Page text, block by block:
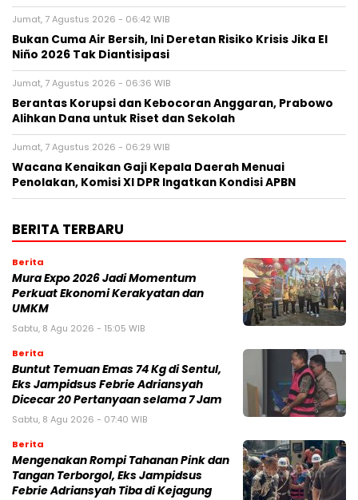
Jumat, 7 Agustus 2026 - 06:42 WIB
Bukan Cuma Air Bersih, Ini Deretan Risiko Krisis Jika El
Niño 2026 Tak Diantisipasi
Jumat, 7 Agustus 2026 - 06:36 WIB
Berantas Korupsi dan Kebocoran Anggaran, Prabowo
Alihkan Dana untuk Riset dan Sekolah
Jumat, 7 Agustus 2026 - 06:29 WIB
Wacana Kenaikan Gaji Kepala Daerah Menuai
Penolakan, Komisi XI DPR Ingatkan Kondisi APBN
BERITA TERBARU
Berita
Mura Expo 2026 Jadi Momentum
Perkuat Ekonomi Kerakyatan dan
UMKM
Sabtu, 8 Agu 2026 - 15:05 WIB
Berita
Buntut Temuan Emas 74 Kg di Sentul,
Eks Jampidsus Febrie Adriansyah
Dicecar 20 Pertanyaan selama 7 Jam
Sabtu, 8 Agu 2026 - 07:40 WIB
Berita
Mengenakan Rompi Tahanan Pink dan
Tangan Terborgol, Eks Jampidsus
Febrie Adriansyah Tiba di Kejagung